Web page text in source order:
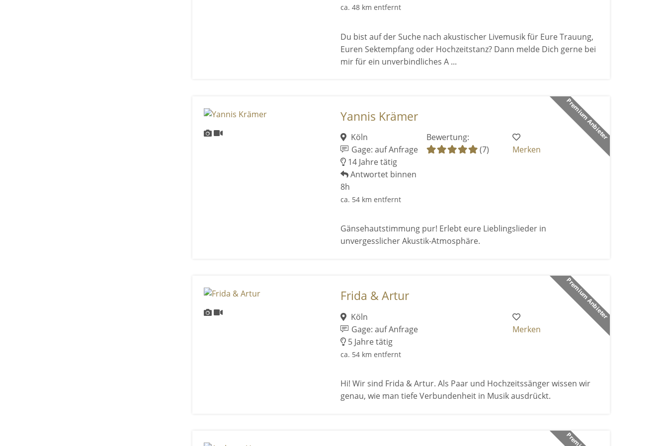
ca. 48 km entfernt
Du bist auf der Suche nach akustischer Livemusik für Eure Trauung,
Euren Sektempfang oder Hochzeitstanz? Dann melde Dich gerne bei
mir für ein unverbindliches A ...
Premium Anbieter
Yannis Krämer
Köln
Gage: auf Anfrage
14 Jahre tätig
Antwortet binnen
8h
ca. 54 km entfernt
Bewertung:
(7)
Merken
Gänsehautstimmung pur! Erlebt eure Lieblingslieder in
unvergesslicher Akustik-Atmosphäre.
Premium Anbieter
Frida & Artur
Köln
Gage: auf Anfrage
5 Jahre tätig
ca. 54 km entfernt
Merken
Hi! Wir sind Frida & Artur. Als Paar und Hochzeitssänger wissen wir
genau, wie man tiefe Verbundenheit in Musik ausdrückt.